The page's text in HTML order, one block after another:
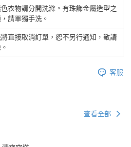
衣物請分開洗滌。有珠飾金屬造型之
請單獨手洗。
直接取消訂單，恕不另行通知，敬請
客服
查看全部